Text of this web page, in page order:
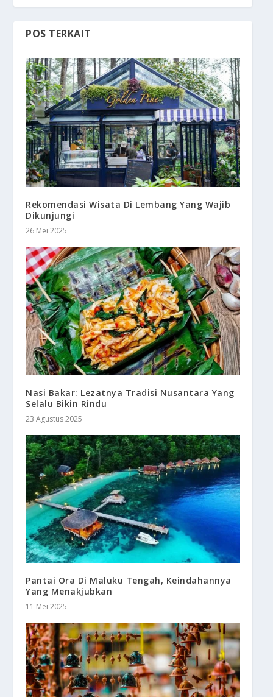
POS TERKAIT
Rekomendasi Wisata Di Lembang Yang Wajib
Dikunjungi
26 Mei 2025
Nasi Bakar: Lezatnya Tradisi Nusantara Yang
Selalu Bikin Rindu
23 Agustus 2025
Pantai Ora Di Maluku Tengah, Keindahannya
Yang Menakjubkan
11 Mei 2025